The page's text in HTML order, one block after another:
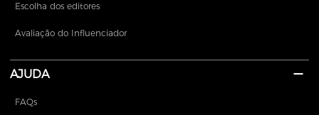
Escolha dos editores
Avaliação do Influenciador
AJUDA
FAQs